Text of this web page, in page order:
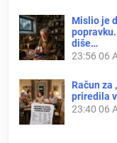
Mislio je
diše…
23:56 06
Račun za
priredila
23:40 06